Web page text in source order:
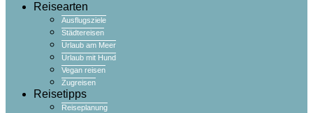
Reisearten
Ausflugsziele
Städtereisen
Urlaub am Meer
Urlaub mit Hund
Vegan reisen
Zugreisen
Reisetipps
Reiseplanung